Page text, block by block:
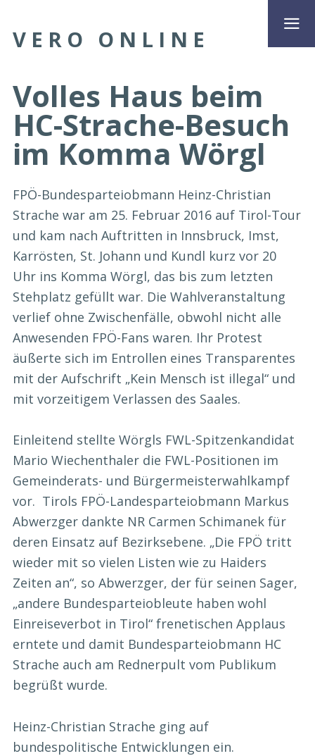
VERO ONLINE
Volles Haus beim
HC-Strache-Besuch
im Komma Wörgl
FPÖ-Bundesparteiobmann Heinz-Christian
Strache war am 25. Februar 2016 auf Tirol-Tour
und kam nach Auftritten in Innsbruck, Imst,
Karrösten, St. Johann und Kundl kurz vor 20
Uhr ins Komma Wörgl, das bis zum letzten
Stehplatz gefüllt war. Die Wahlveranstaltung
verlief ohne Zwischenfälle, obwohl nicht alle
Anwesenden FPÖ-Fans waren. Ihr Protest
äußerte sich im Entrollen eines Transparentes
mit der Aufschrift „Kein Mensch ist illegal“ und
mit vorzeitigem Verlassen des Saales.
Einleitend stellte Wörgls FWL-Spitzenkandidat
Mario Wiechenthaler die FWL-Positionen im
Gemeinderats- und Bürgermeisterwahlkampf
vor. Tirols FPÖ-Landesparteiobmann Markus
Abwerzger dankte NR Carmen Schimanek für
deren Einsatz auf Bezirksebene. „Die FPÖ tritt
wieder mit so vielen Listen wie zu Haiders
Zeiten an“, so Abwerzger, der für seinen Sager,
„andere Bundesparteiobleute haben wohl
Einreiseverbot in Tirol“ frenetischen Applaus
erntete und damit Bundesparteiobmann HC
Strache auch am Rednerpult vom Publikum
begrüßt wurde.
Heinz-Christian Strache ging auf
bundespolitische Entwicklungen ein.